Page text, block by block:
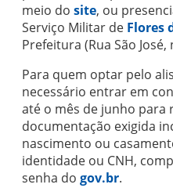
meio do site, ou
Serviço Militar de Flores
Prefeitura (Rua São José,
Para quem optar pelo
necessário entrar em
até o mês de junho para
documentação exigida
nascimento ou
identidade ou CNH,
senha do gov.br.